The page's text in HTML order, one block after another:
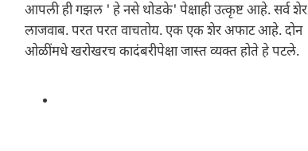
आपली ही गझल ' हे नसे थोडके' पेक्षाही उत्कृष्ट आहे. सर्व शेर
लाजवाब. परत परत वाचतोय. एक एक शेर अफाट आहे. दोन
ओळींमधे खरोखरच कादंबरीपेक्षा जास्त व्यक्त होते हे पटले.